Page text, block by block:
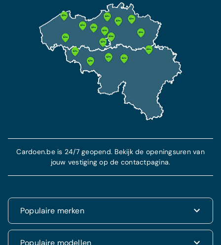
Populaire merken
Renault
Populaire modellen
Cardoen.be is 24/7 geopend. Bekijk de openingsuren van
jouw vestiging op de contactpagina.